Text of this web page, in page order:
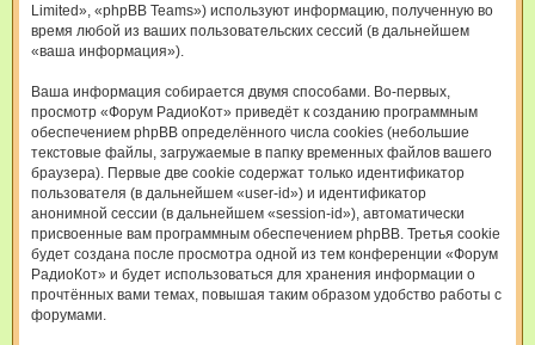
Limited», «phpBB Teams») используют информацию, полученную во
время любой из ваших пользовательских сессий (в дальнейшем
«ваша информация»).
Ваша информация собирается двумя способами. Во-первых,
просмотр «Форум РадиоКот» приведёт к созданию программным
обеспечением phpBB определённого числа cookies (небольшие
текстовые файлы, загружаемые в папку временных файлов вашего
браузера). Первые две cookie содержат только идентификатор
пользователя (в дальнейшем «user-id») и идентификатор
анонимной сессии (в дальнейшем «session-id»), автоматически
присвоенные вам программным обеспечением phpBB. Третья cookie
будет создана после просмотра одной из тем конференции «Форум
РадиоКот» и будет использоваться для хранения информации о
прочтённых вами темах, повышая таким образом удобство работы с
форумами.